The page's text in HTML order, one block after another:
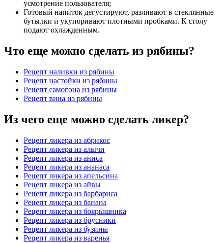
усмотрение пользователя;
Готовый напиток дегустируют, разливают в стеклянные
бутылки и укупоривают плотными пробками. К столу
подают охлажденным.
Что еще можно сделать из рябины?
Рецепт наливки из рябины
Рецепт настойки из рябины
Рецепт самогона из рябины
Рецепт вина из рябины
Из чего еще можно сделать ликер?
Рецепт ликера из абрикос
Рецепт ликера из алычи
Рецепт ликера из аниса
Рецепт ликера из ананаса
Рецепт ликера из апельсина
Рецепт ликера из айвы
Рецепт ликера из барбариса
Рецепт ликера из банана
Рецепт ликера из боярышника
Рецепт ликера из брусники
Рецепт ликера из бузины
Рецепт ликера из варенья